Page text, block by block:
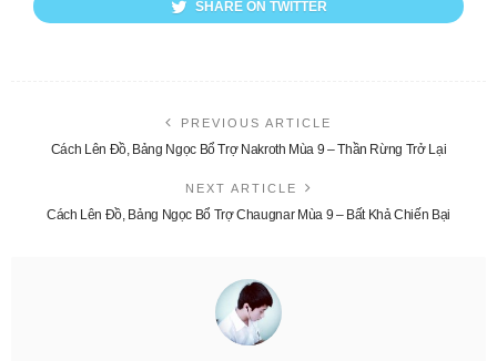
SHARE ON TWITTER
PREVIOUS ARTICLE
Cách Lên Đồ, Bảng Ngọc Bổ Trợ Nakroth Mùa 9 – Thần Rừng Trở Lại
NEXT ARTICLE
Cách Lên Đồ, Bảng Ngọc Bổ Trợ Chaugnar Mùa 9 – Bất Khả Chiến Bại